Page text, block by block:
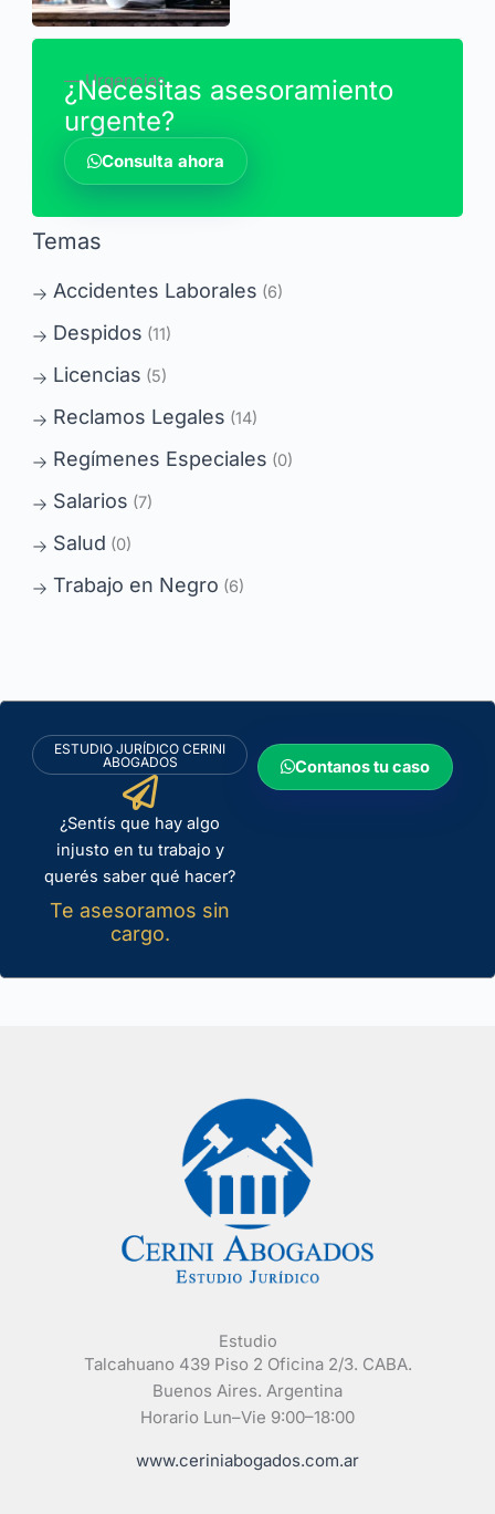
― Urgencias
¿Necesitas asesoramiento
urgente?
Consulta ahora
Temas
Accidentes Laborales (6)
Despidos (11)
Licencias (5)
Reclamos Legales (14)
Regímenes Especiales (0)
Salarios (7)
Salud (0)
Trabajo en Negro (6)
ESTUDIO JURÍDICO CERINI
ABOGADOS
¿Sentís que hay algo
injusto en tu trabajo y
querés saber qué hacer?
Te asesoramos sin
cargo.
Contanos tu caso
Estudio
Talcahuano 439 Piso 2 Oficina 2/3. CABA.
Buenos Aires. Argentina
Horario Lun–Vie 9:00–18:00
www.ceriniabogados.com.ar